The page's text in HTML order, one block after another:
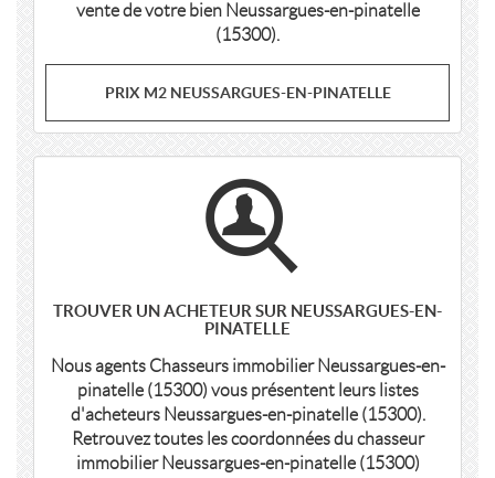
vente de votre bien Neussargues-en-pinatelle
(15300).
PRIX M2 NEUSSARGUES-EN-PINATELLE
TROUVER UN ACHETEUR SUR NEUSSARGUES-EN-
PINATELLE
Nous agents Chasseurs immobilier Neussargues-en-
pinatelle (15300) vous présentent leurs listes
d'acheteurs Neussargues-en-pinatelle (15300).
Retrouvez toutes les coordonnées du chasseur
immobilier Neussargues-en-pinatelle (15300)